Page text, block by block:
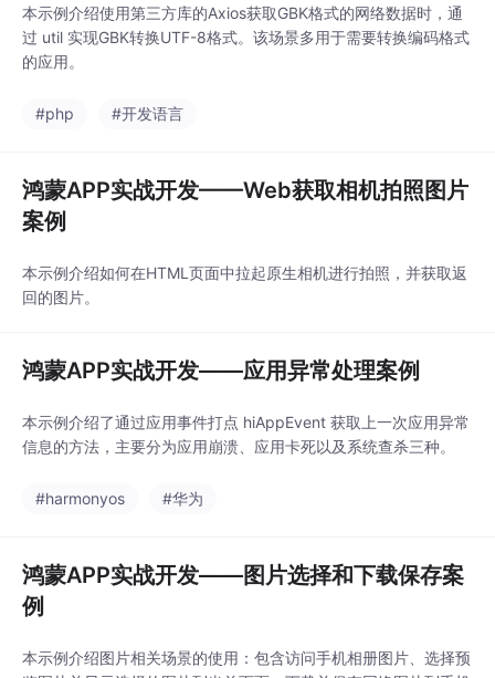
本示例介绍使用第三方库的Axios获取GBK格式的网络数据时，通
过 util 实现GBK转换UTF-8格式。该场景多用于需要转换编码格式
的应用。
#php #开发语言
鸿蒙APP实战开发——Web获取相机拍照图片
案例
本示例介绍如何在HTML页面中拉起原生相机进行拍照，并获取返
回的图片。
鸿蒙APP实战开发——应用异常处理案例
本示例介绍了通过应用事件打点 hiAppEvent 获取上一次应用异常
信息的方法，主要分为应用崩溃、应用卡死以及系统查杀三种。
#harmonyos #华为
鸿蒙APP实战开发——图片选择和下载保存案
例
本示例介绍图片相关场景的使用：包含访问手机相册图片、选择预